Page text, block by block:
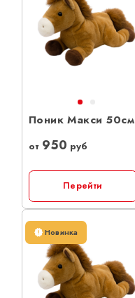
Поник Макси 50см
от 950 руб
Перейти
Новинка